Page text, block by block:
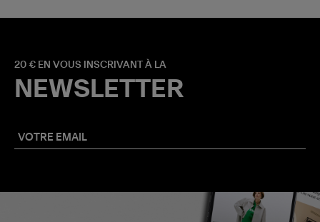
20 € EN VOUS INSCRIVANT À LA
NEWSLETTER